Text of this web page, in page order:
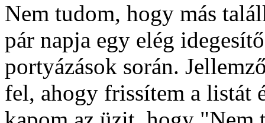
Nem tudom, hogy más
pár napja egy elég
portyázások során.
fel, ahogy frissítem a listát